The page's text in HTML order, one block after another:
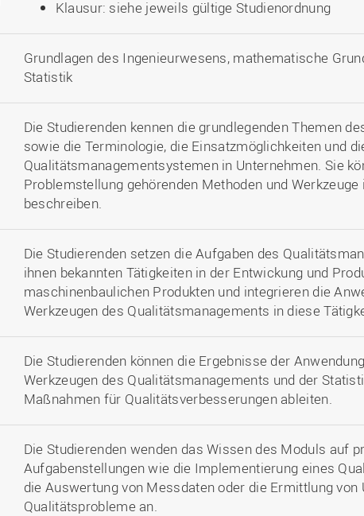
Klausur: siehe jeweils gültige Studienordnung
Grundlagen des Ingenieurwesens, mathematische
Statistik
Die Studierenden kennen die grundlegenden Themen
sowie die Terminologie, die Einsatzmöglichkeiten und
Qualitätsmanagementsystemen in Unternehmen. Sie
Problemstellung gehörenden Methoden und
beschreiben.
Die Studierenden setzen die Aufgaben des
ihnen bekannten Tätigkeiten in der Entwickung und
maschinenbaulichen Produkten und integrieren die
Werkzeugen des Qualitätsmanagements in diese
Die Studierenden können die Ergebnisse der
Werkzeugen des Qualitätsmanagements und der
Maßnahmen für Qualitätsverbesserungen ableiten.
Die Studierenden wenden das Wissen des Moduls auf
Aufgabenstellungen wie die Implementierung eines
die Auswertung von Messdaten oder die Ermittlung von
Qualitätsprobleme an.